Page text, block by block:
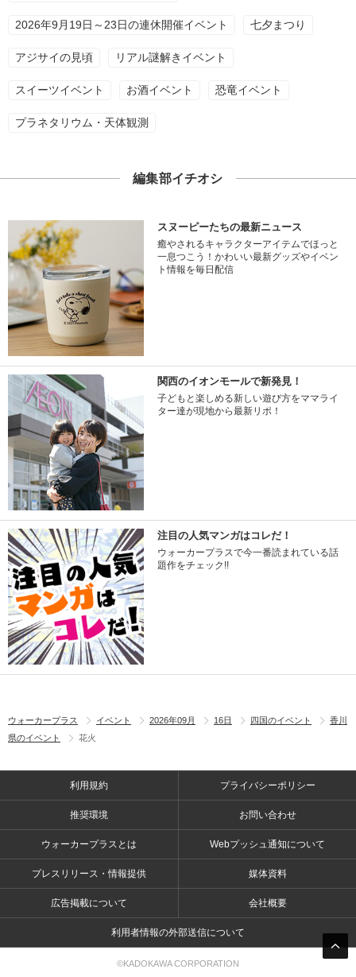
2026年9月19日～23日の連休開催イベント 七夕まつり
アジサイの見頃 リアル謎解きイベント
スイーツイベント お酒イベント 恐竜イベント
プラネタリウム・天体観測
編集部イチオシ
スヌーピーたちの最新ニュース
癒やされるキャラクターアイテムでほっと
一息つこう！かわいい最新グッズやイベン
ト情報を毎日配信
関西のイオンモールで新発見！
子どもと楽しめる新しい遊び方をママライ
ター達が現地から最新リポ！
注目の人気マンガはコレだ！
ウォーカープラスで今一番読まれている話
題作をチェック!!
ウォーカープラス イベント 2026年09月 16日 四国のイベント
香川
県のイベント
花火
利用規約 プライバシーポリシー
推奨環境 お問い合わせ
ウォーカープラスとは Webプッシュ通知について
プレスリリース・情報提供 媒体資料
広告掲載について 会社概要
利用者情報の外部送信について
©KADOKAWA CORPORATION